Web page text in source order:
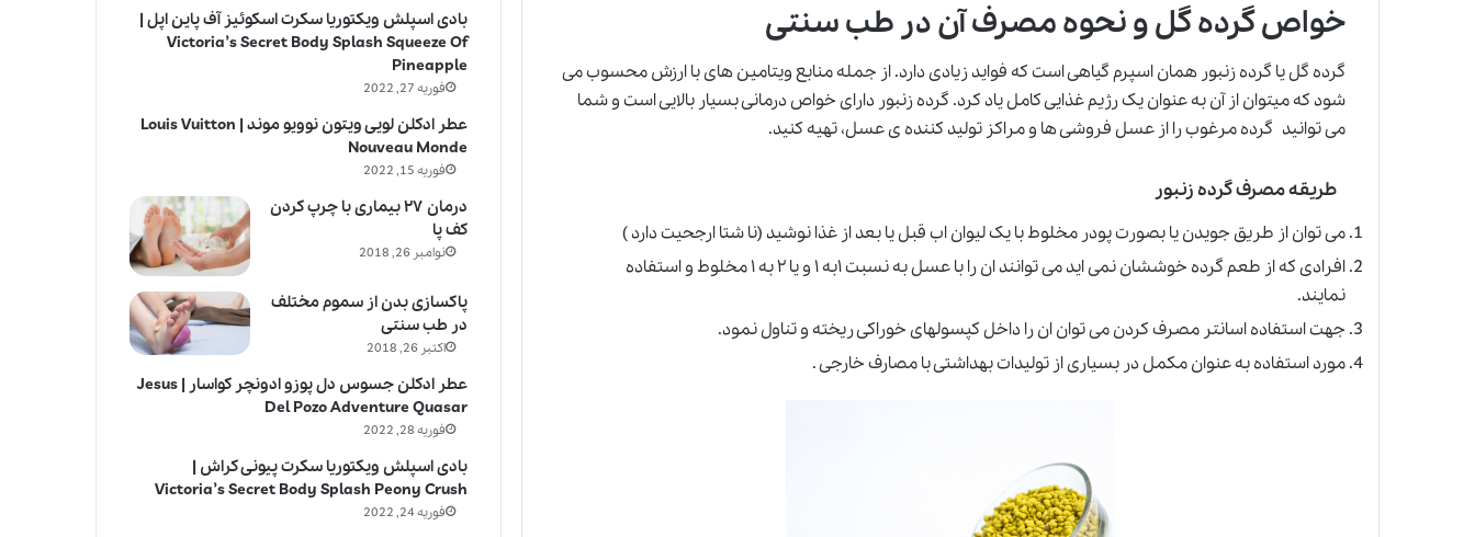
خواص گرده گل و نحوه مصرف آن در طب سنتی
گرده گل یا گرده زنبور همان اسپرم گیاهی است که فواید زیادی دارد. از جمله منابع ویتامین های با ارزش محسوب می
شود که میتوان از آن به عنوان یک رژیم غذایی کامل یاد کرد. گرده زنبور دارای خواص درمانی بسیار بالایی است و شما
می توانید گرده مرغوب را از عسل فروشی ها و مراکز تولید کننده ی عسل، تهیه کنید.
طریقه مصرف گرده زنبور
می توان از طریق جویدن یا بصورت پودر مخلوط با یک لیوان اب قبل یا بعد از غذا نوشید (نا شتا ارجحیت دارد )
افرادی که از طعم گرده خوششان نمی اید می توانند ان را با عسل به نسبت ۱به ۱ و یا ۲ به ۱ مخلوط و استفاده
نمایند.
جهت استفاده اسانتر مصرف کردن می توان ان را داخل کپسولهای خوراکی ریخته و تناول نمود.
مورد استفاده به عنوان مکمل در بسیاری از تولیدات بهداشتی با مصارف خارجی .
بادی اسپلش ویکتوریا سکرت اسکوئیز آف پاین اپل |
Victoria’s Secret Body Splash Squeeze Of
Pineapple
فوریه 27, 2022
عطر ادکلن لویی ویتون نوویو موند | Louis Vuitton
Nouveau Monde
فوریه 15, 2022
درمان ۲۷ بیماری با چرپ کردن
کف پا
نوامبر 26, 2018
پاکسازی بدن از سموم مختلف
در طب سنتی
اکتبر 26, 2018
عطر ادکلن جسوس دل پوزو ادونچر کواسار | Jesus
Del Pozo Adventure Quasar
فوریه 28, 2022
بادی اسپلش ویکتوریا سکرت پیونی کراش |
Victoria’s Secret Body Splash Peony Crush
فوریه 24, 2022